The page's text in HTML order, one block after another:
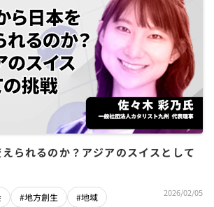
られるのか？アジアのスイスとして
#地方創生 #地域 2026/02/05